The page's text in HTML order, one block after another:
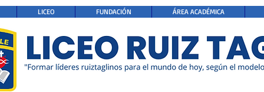
LICEO FUNDACIÓN ÁREA ACADÉMICA